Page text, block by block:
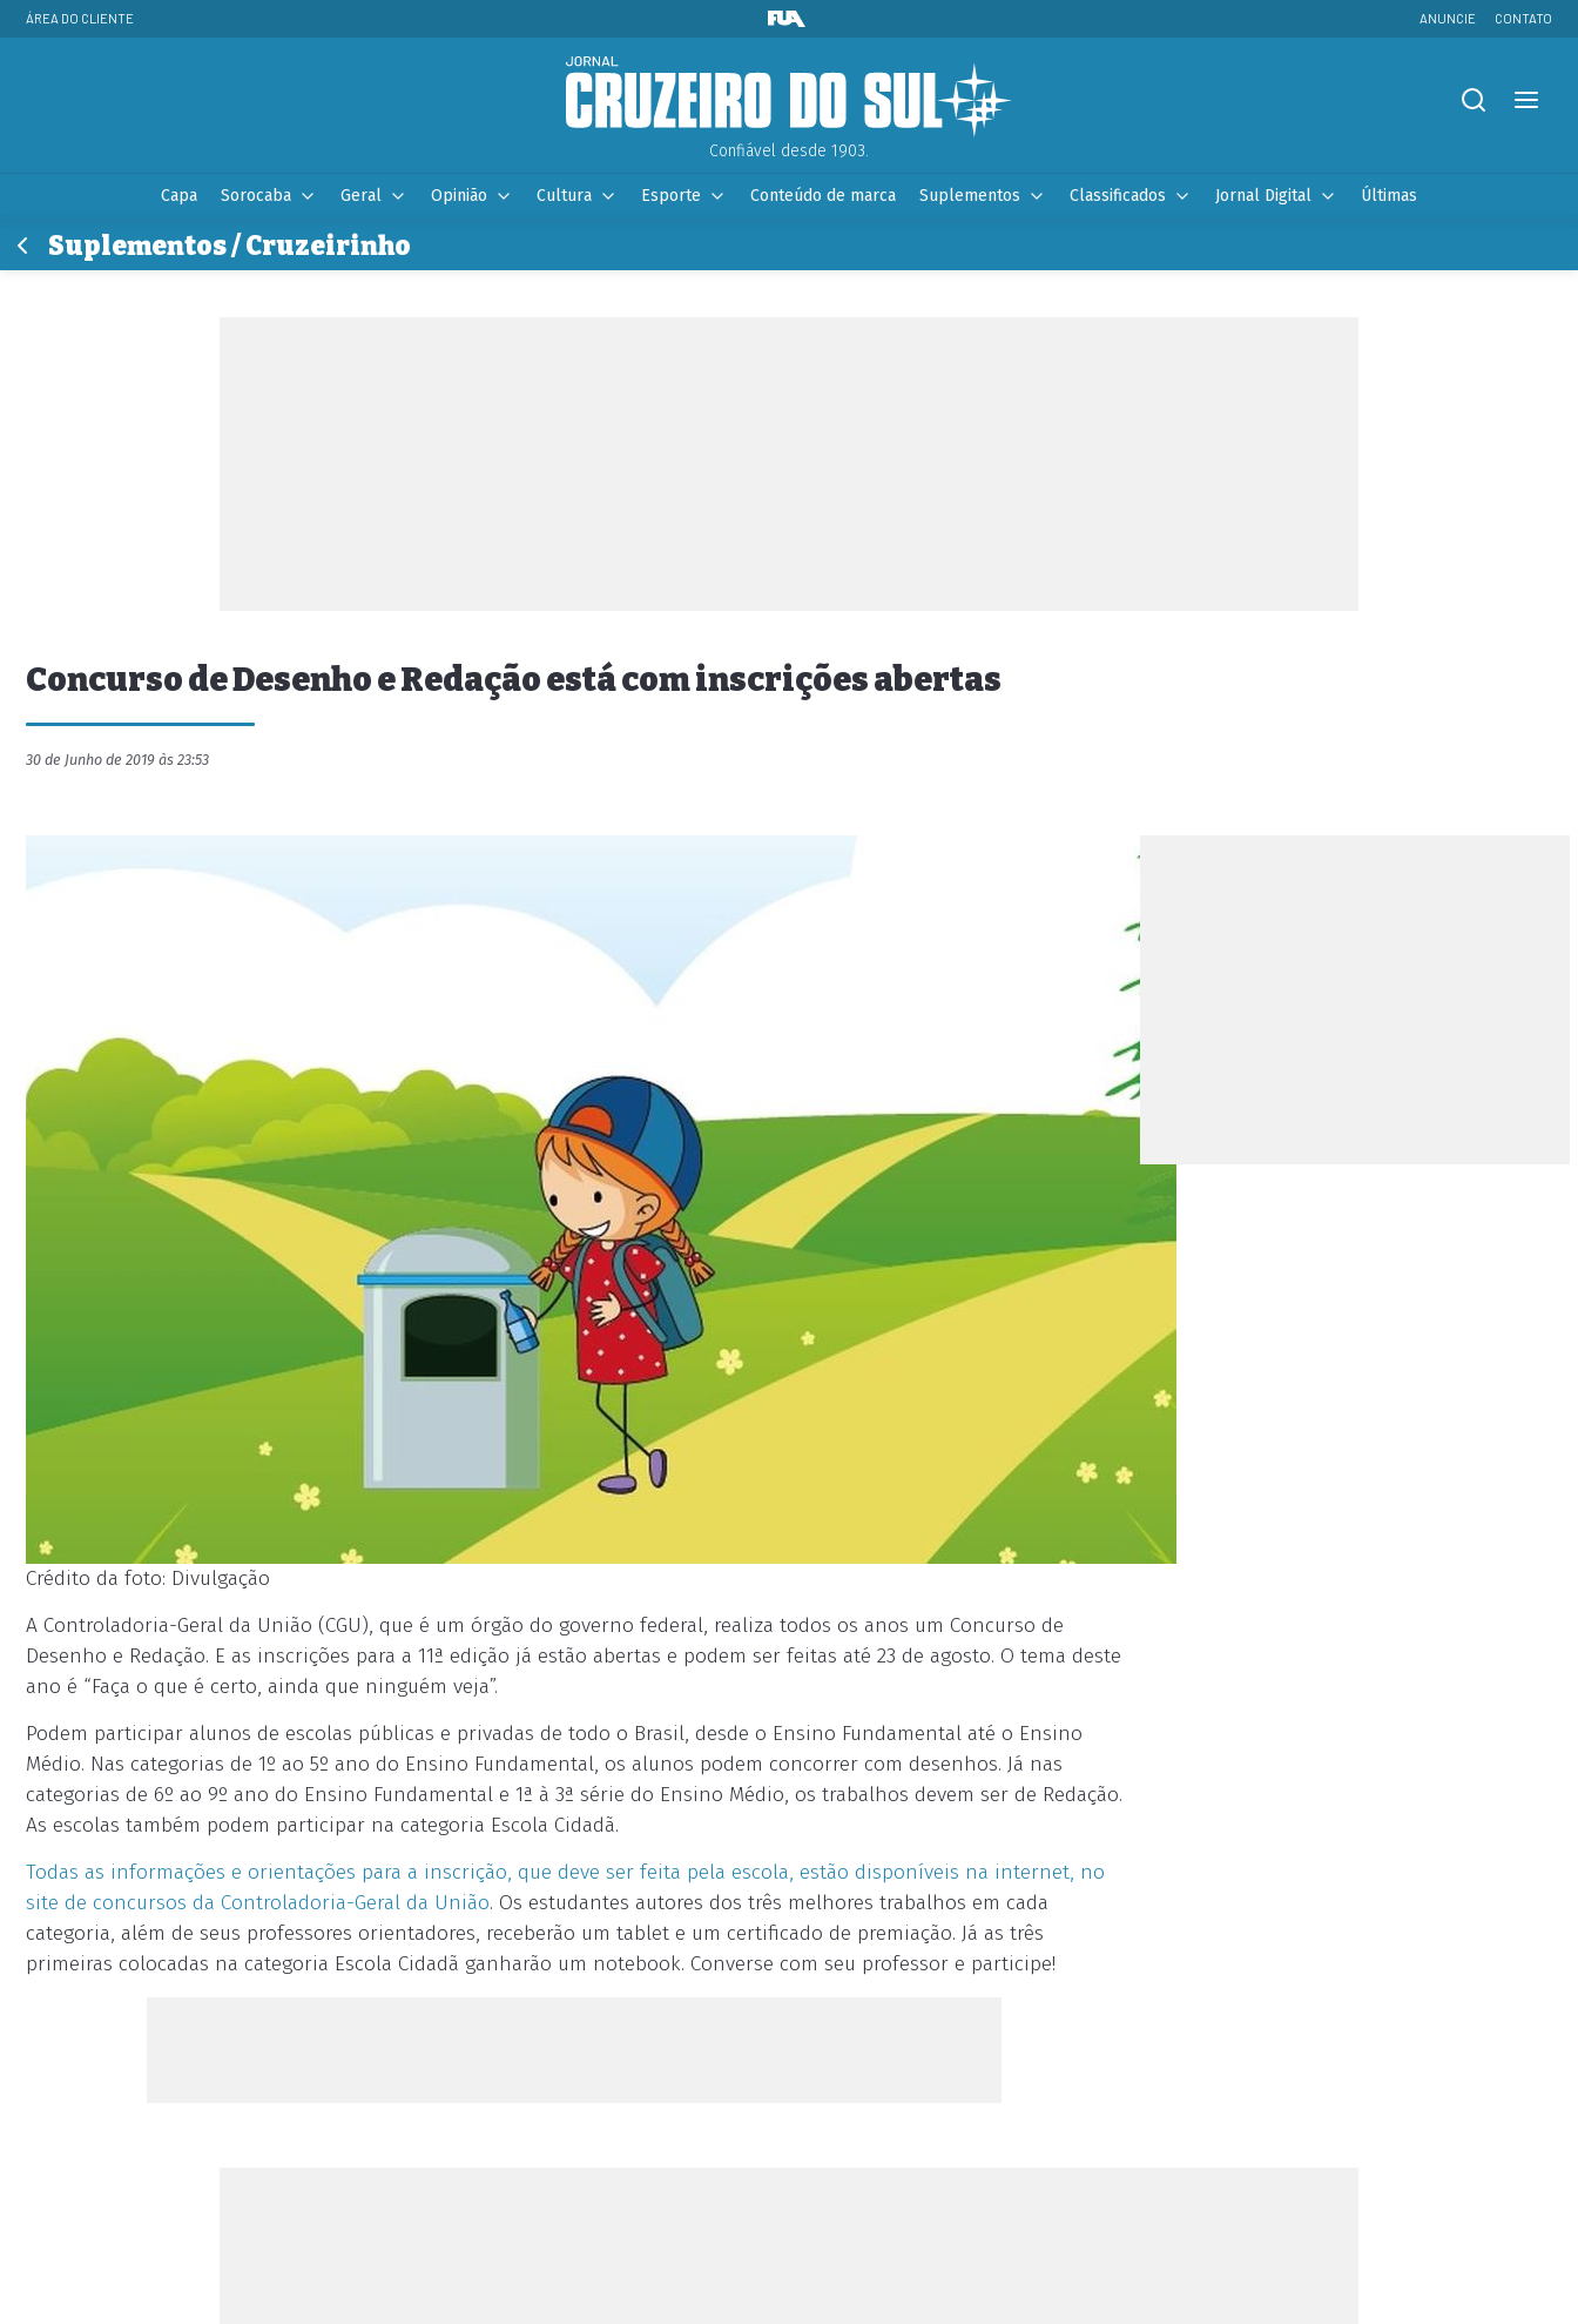
ÁREA DO CLIENTE ANUNCIE CONTATO
Confiável desde 1903.
Capa Sorocaba Geral Opinião Cultura Esporte Conteúdo de marca Suplementos Classificados Jornal Digital Últimas
Suplementos / Cruzeirinho
Concurso de Desenho e Redação está com inscrições abertas
30 de Junho de 2019 às 23:53
Crédito da foto: Divulgação
A Controladoria-Geral da União (CGU), que é um órgão do governo federal, realiza todos os anos um Concurso de
Desenho e Redação. E as inscrições para a 11ª edição já estão abertas e podem ser feitas até 23 de agosto. O tema deste
ano é “Faça o que é certo, ainda que ninguém veja”.
Podem participar alunos de escolas públicas e privadas de todo o Brasil, desde o Ensino Fundamental até o Ensino
Médio. Nas categorias de 1º ao 5º ano do Ensino Fundamental, os alunos podem concorrer com desenhos. Já nas
categorias de 6º ao 9º ano do Ensino Fundamental e 1ª à 3ª série do Ensino Médio, os trabalhos devem ser de Redação.
As escolas também podem participar na categoria Escola Cidadã.
Todas as informações e orientações para a inscrição, que deve ser feita pela escola, estão disponíveis na internet, no
site de concursos da Controladoria-Geral da União. Os estudantes autores dos três melhores trabalhos em cada
categoria, além de seus professores orientadores, receberão um tablet e um certificado de premiação. Já as três
primeiras colocadas na categoria Escola Cidadã ganharão um notebook. Converse com seu professor e participe!